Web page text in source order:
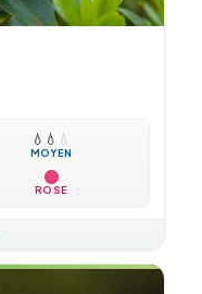
💧 💧 💧
MOYEN
ROSE